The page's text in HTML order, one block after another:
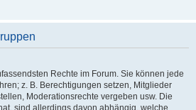
Rechte im Forum. Sie können jede
z. B. Berechtigungen setzen, Mitglieder
Moderationsrechte vergeben usw. Die
sind allerdings davon abhängig, welche